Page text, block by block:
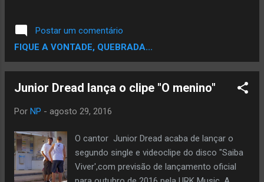
Postar um comentário
FIQUE A VONTADE, QUEBRADA...
Junior Dread lança o clipe "O menino"
Por NP - agosto 29, 2016
O cantor Junior Dread acaba de lançar o
segundo single e videoclipe do disco "Saiba
Viver',com previsão de lançamento oficial